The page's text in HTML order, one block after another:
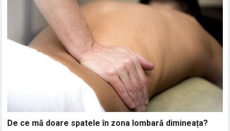
De ce mă doare spatele în zona lombară dimineața?